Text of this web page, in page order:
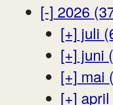
[-] 2026
[+] juli
[+] juni
[+] mai
[+]